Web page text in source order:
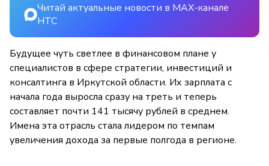
Читай актуальные новости в MAX-канале
НТС
Будущее чуть светлее в финансовом плане у
специалистов в сфере стратегии, инвестиций и
консалтинга в Иркутской области. Их зарплата с
начала года выросла сразу на треть и теперь
составляет почти 141 тысячу рублей в среднем.
Имена эта отрасль стала лидером по темпам
увеличения дохода за первые полгода в регионе.